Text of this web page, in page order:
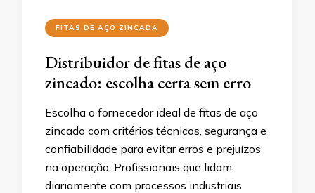
FITAS DE AÇO ZINCADA
Distribuidor de fitas de aço
zincado: escolha certa sem erro
Escolha o fornecedor ideal de fitas de aço
zincado com critérios técnicos, segurança e
confiabilidade para evitar erros e prejuízos
na operação. Profissionais que lidam
diariamente com processos industriais